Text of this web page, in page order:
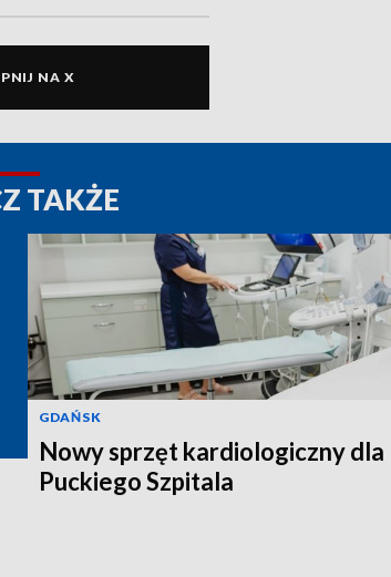
NA X
TAKŻE
GDAŃSK
Nowy sprzęt kardiologiczny dla
Puckiego Szpitala